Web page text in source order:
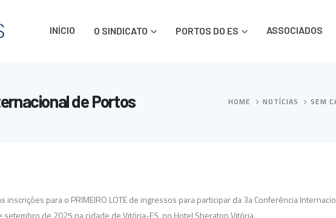
INÍCIO O SINDICATO PORTOS DO ES ASSOCIADOS
de Portos HOME NOTÍCIAS SEM
inscrições para o PRIMEIRO LOTE de ingressos para participar da 3a Conferência
de 2025 na cidade de Vitória-ES, no Hotel Sheraton Vitória.